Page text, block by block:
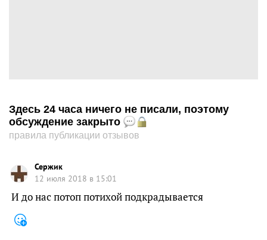
Здесь 24 часа ничего не писали, поэтому
обсуждение закрыто
правила публикации отзывов
Сержик
12 июля 2018 в 15:01
И до нас потоп потихой подкрадывается